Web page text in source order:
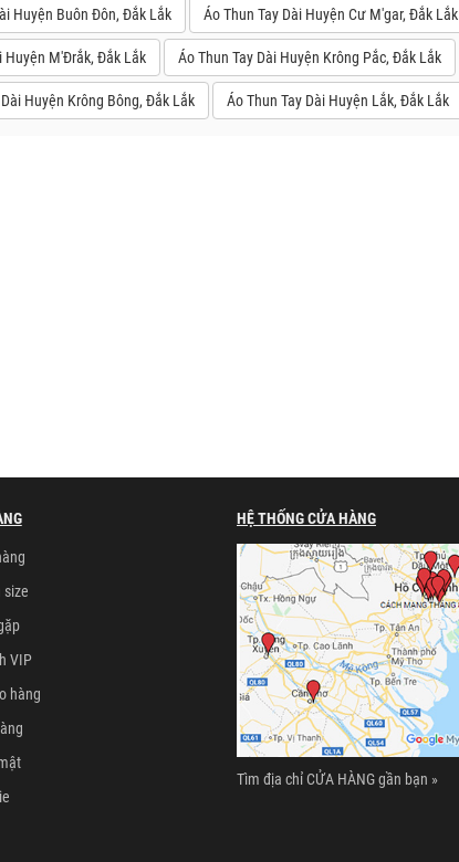
Huyện Buôn Đôn, Đắk Lắk Áo Thun Tay Dài Huyện Cư M'gar, Đắk Lắk
Huyện M'Đrắk, Đắk Lắk Áo Thun Tay Dài Huyện Krông Pắc, Đắk Lắk
Huyện Krông Bông, Đắk Lắk Áo Thun Tay Dài Huyện Lắk, Đắk Lắk
size
VIP
hàng
HỆ THỐNG CỬA HÀNG
Tìm địa chỉ CỬA HÀNG gần bạn »